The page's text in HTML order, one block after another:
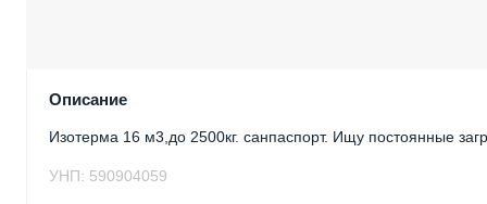
Описание
Изотерма 16 м3,до 2500кг. санпаспорт. Ищу постоянные
УНП: 590904059